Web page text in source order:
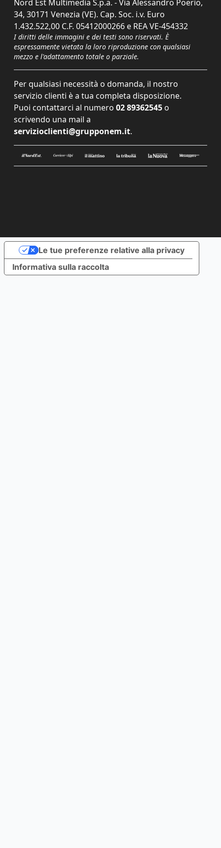
Nord Est Multimedia S.p.a. - Via Alessandro Poerio,
34, 30171 Venezia (VE). Cap. Soc. i.v. Euro
1.432.522,00 C.F. 05412000266 e REA VE-454332
I diritti delle immagini e dei testi sono riservati. È
espressamente vietata la loro riproduzione con qualsiasi
mezzo e l'adattamento totale o parziale.
Per qualsiasi necessità o domanda, il nostro
servizio clienti è a tua completa disposizione.
Puoi contattarci al numero 02 89362545 o
scrivendo una mail a
servizioclienti@grupponem.it.
Informativa sulla raccolta
Le tue preferenze relative alla privacy